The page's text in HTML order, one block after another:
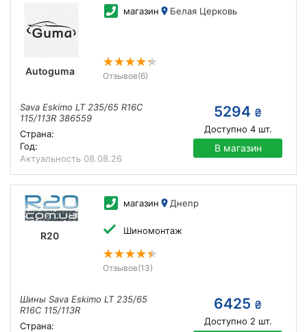
Autoguma
магазин Белая Церковь
Отзывов(6)
Sava Eskimo LT 235/65 R16C
115/113R 386559
Страна:
Год:
Актуальность 08.08.26
5294 ₴
Доступно 4шт.
В магазин
R20
магазин Днепр
Шиномонтаж
Отзывов(13)
Шины Sava Eskimo LT 235/65
R16C 115/113R
Страна:
6425 ₴
Доступно 2 шт.